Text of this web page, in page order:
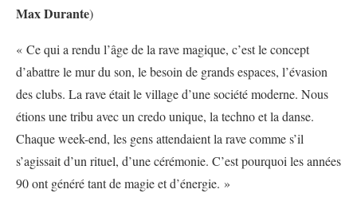
Max Durante)
« Ce qui a rendu l’âge de la rave magique, c’est le concept
d’abattre le mur du son, le besoin de grands espaces, l’évasion
des clubs. La rave était le village d’une société moderne. Nous
étions une tribu avec un credo unique, la techno et la danse.
Chaque week-end, les gens attendaient la rave comme s’il
s’agissait d’un rituel, d’une cérémonie. C’est pourquoi les années
90 ont généré tant de magie et d’énergie. »